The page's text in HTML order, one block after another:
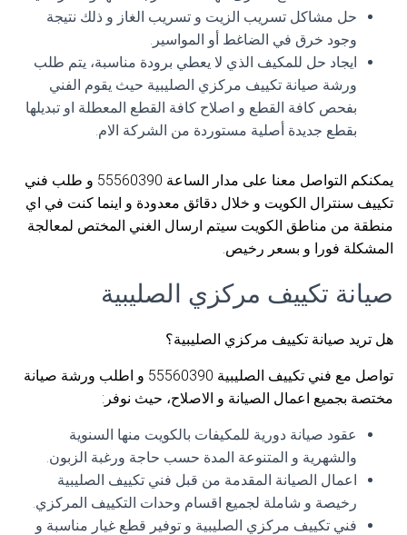
حل مشاكل تسريب الزيت و تسريب الغاز و ذلك نتيجة
وجود خرق في الضاغط أو المواسير.
ايجاد حل للمكيف الذي لا يعطي برودة مناسبة، يتم طلب
ورشة صيانة تكييف مركزي الصليبية حيث يقوم الفني
بفحص كافة القطع و اصلاح كافة القطع المعطلة او تبديلها
بقطع جديدة أصلية مستوردة من الشركة الام.
يمكنكم التواصل معنا على مدار الساعة 55560390 و طلب فني
تكييف سنترال الكويت و خلال دقائق معدودة و اينما كنت في اي
منطقة من مناطق الكويت سيتم ارسال الغني المختص لمعالجة
المشكلة فورا و بسعر رخيص.
صيانة تكييف مركزي الصليبية
هل تريد صيانة تكييف مركزي الصليبية؟
تواصل مع فني تكييف الصليبية 55560390 و اطلب ورشة صيانة
مختصة بجميع اعمال الصيانة و الاصلاح، حيث نوفر:
عقود صيانة دورية للمكيفات بالكويت منها السنوية
والشهرية و المتنوعة المدة حسب حاجة ورغبة الزبون.
اعمال الصيانة المقدمة من قبل فني تكييف الصليبية
رخيصة و شاملة لجميع اقسام وحدات التكييف المركزي.
فني تكييف مركزي الصليبية و توفير قطع غيار مناسبة و